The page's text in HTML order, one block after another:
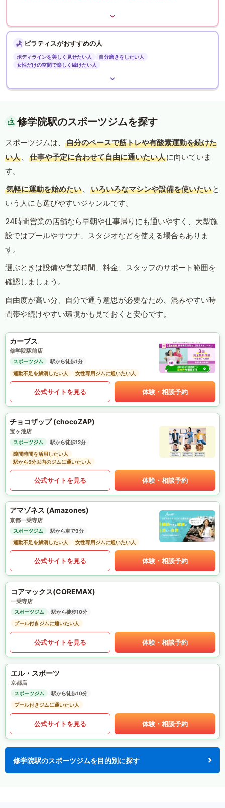
ピラティスがおすすめの人
ボディラインを美しく見せたい人
自分磨きをしたい人
女性だけの空間で楽しく続けたい人
修学院駅のスポーツジムを探す
スポーツジムは、
自分のペースで筋トレや有酸素運動を続けた
い人 、 仕事や予定に合わせて自由に通いたい人に向いていま
す。
気軽に運動を始めたい 、 いろいろなマシンや設備を使いたい と
いう人にも選びやすいジャンルです。
24時間営業の店舗なら早朝や仕事帰りにも通いやすく、大型施
設ではプールやサウナ、スタジオなどを使える場合もありま
す。
選ぶときは設備や営業時間、料金、スタッフのサポート範囲を
確認しましょう。
自由度が高い分、自分で通う意思が必要なため、混みやすい時
間帯や続けやすい環境かも見ておくと安心です。
カーブス
修学院駅前店
スポーツジム
駅から徒歩1分
運動不足を解消したい人
女性専用ジムに通いたい人
公式サイトを見る 体験・相談予約
チョコザップ (chocoZAP)
宝ヶ池店
スポーツジム
駅から徒歩12分
隙間時間を活用したい人
駅から5分以内のジムに通いたい人
公式サイトを見る 体験・相談予約
アマゾネス (Amazones)
京都一乗寺店
スポーツジム
駅から車で3分
運動不足を解消したい人
女性専用ジムに通いたい人
公式サイトを見る 体験・相談予約
コアマックス(COREMAX)
一乗寺店
スポーツジム
駅から徒歩10分
プール付きジムに通いたい人
公式サイトを見る 体験・相談予約
エル・スポーツ
京都店
スポーツジム
駅から徒歩10分
プール付きジムに通いたい人
公式サイトを見る 体験・相談予約
修学院駅のスポーツジムを目的別に探す